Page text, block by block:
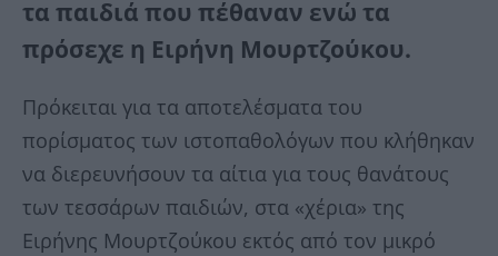
τα παιδιά που πέθαναν ενώ τα
πρόσεχε η Ειρήνη Μουρτζούκου.
Πρόκειται για τα αποτελέσματα του
πορίσματος των ιστοπαθολόγων που κλήθηκαν
να διερευνήσουν τα αίτια για τους θανάτους
των τεσσάρων παιδιών, στα «χέρια» της
Ειρήνης Μουρτζούκου εκτός από τον μικρό